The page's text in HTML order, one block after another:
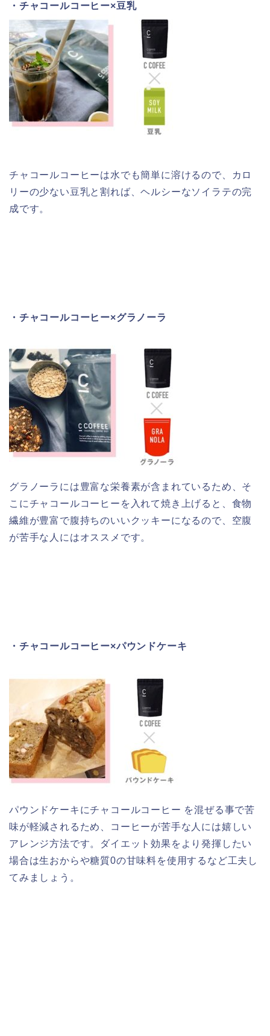
・チャコールコーヒー×豆乳
チャコールコーヒーは水でも簡単に溶けるので、カロ
リーの少ない豆乳と割れば、ヘルシーなソイラテの完
成です。
・チャコールコーヒー×グラノーラ
グラノーラには豊富な栄養素が含まれているため、そ
こにチャコールコーヒーを入れて焼き上げると、食物
繊維が豊富で腹持ちのいいクッキーになるので、空腹
が苦手な人にはオススメです。
・チャコールコーヒー×パウンドケーキ
パウンドケーキにチャコールコーヒー を混ぜる事で苦
味が軽減されるため、コーヒーが苦手な人には嬉しい
アレンジ方法です。ダイエット効果をより発揮したい
場合は生おからや糖質0の甘味料を使用するなど工夫し
てみましょう。